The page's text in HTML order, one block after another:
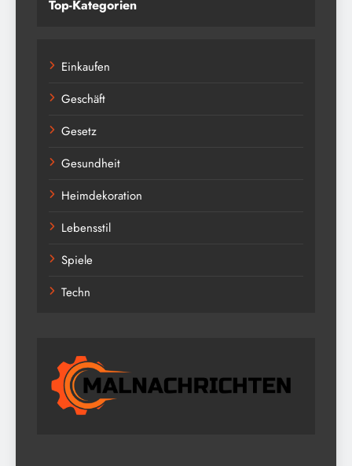
Top-Kategorien
Einkaufen
Geschäft
Gesetz
Gesundheit
Heimdekoration
Lebensstil
Spiele
Techn